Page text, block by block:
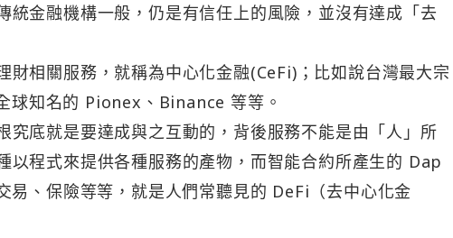
統金融機構一般，仍是有信任上的風險，並沒有達成「去
財相關服務，就稱為中心化金融(CeFi)；比如說台灣最大宗
知名的 Pionex、Binance 等等。
究底就是要達成與之互動的，背後服務不能是由「人」所
以程式來提供各種服務的產物，而智能合約所產生的 Dap
易、保險等等，就是人們常聽見的 DeFi（去中心化金